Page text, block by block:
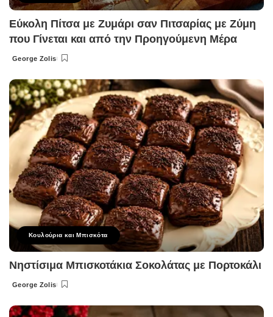
Εύκολη Πίτσα με Ζυμάρι σαν Πιτσαρίας με Ζύμη
που Γίνεται και από την Προηγούμενη Μέρα
Posted
George Zolis
Κουλούρια και Μπισκότα
Νηστίσιμα Μπισκοτάκια Σοκολάτας με Πορτοκάλι
Posted
George Zolis